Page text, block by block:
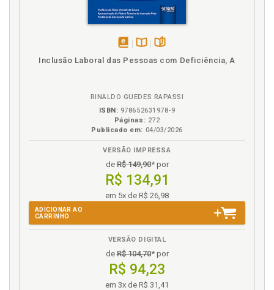
Inclusão Laboral das Pessoas com Deficiência, A
RINALDO GUEDES RAPASSI
ISBN: 978652631978-9
Páginas: 272
Publicado em: 04/03/2026
VERSÃO IMPRESSA
deR$ 149,90* por
R$ 134,91
em 5x de R$ 26,98
ADICIONAR AO
CARRINHO
VERSÃO DIGITAL
deR$ 104,70* por
R$ 94,23
em 3x de R$ 31,41